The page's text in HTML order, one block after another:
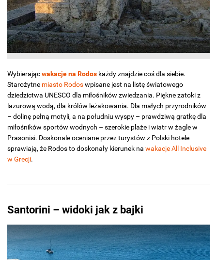
Wybierającwakacje na Rodos każdy znajdzie coś dla siebie.
Starożytne miasto Rodoswpisane jest na listę światowego
dziedzictwa UNESCO dla miłośników zwiedzania. Piękne zatoki z
lazurową wodą, dla królów leżakowania. Dla małych przyrodników
– dolinę pełną motyli, a na południu wyspy – prawdziwą gratkę dla
miłośników sportów wodnych – szerokie plaże i wiatr w żagle w
Prasonisi. Doskonale oceniane przez turystów z Polski hotele
sprawiają, że Rodos to doskonały kierunek na wakacje All Inclusive
w Grecji.
Santorini – widoki jak z bajki